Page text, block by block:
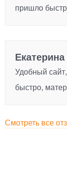
пришло
Екатерина
Удобный
быстро,
Смотреть все